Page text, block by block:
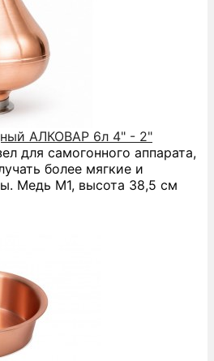
АЛКОВАР 6л 4" - 2"
для самогонного аппарата,
более мягкие и
Медь М1, высота 38,5 см